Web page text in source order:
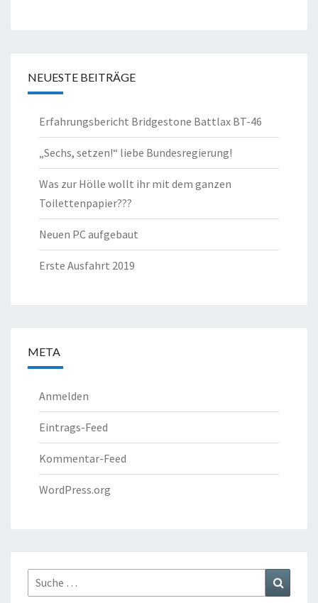
NEUESTE BEITRÄGE
Erfahrungsbericht Bridgestone Battlax BT-46
„Sechs, setzen!“ liebe Bundesregierung!
Was zur Hölle wollt ihr mit dem ganzen
Toilettenpapier???
Neuen PC aufgebaut
Erste Ausfahrt 2019
META
Anmelden
Eintrags-Feed
Kommentar-Feed
WordPress.org
Suche
nach: